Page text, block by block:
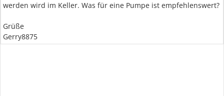
werden wird im Keller. Was für eine Pumpe ist empfehlenswert?
Grüße
Gerry8875